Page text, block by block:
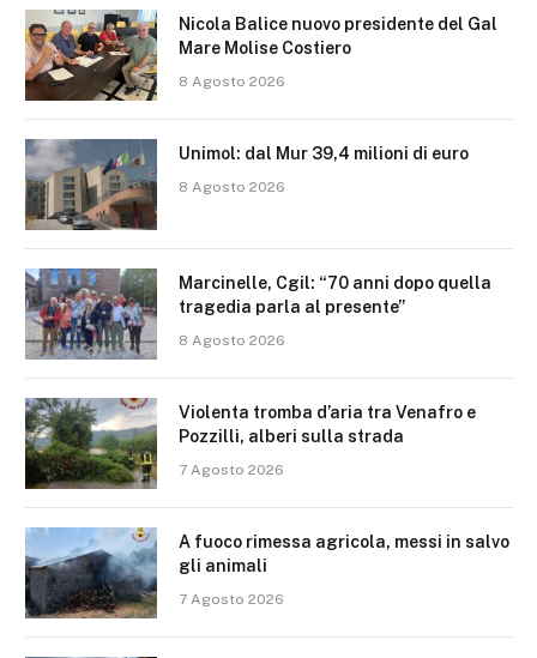
Nicola Balice nuovo presidente del Gal
Mare Molise Costiero
8 Agosto 2026
Unimol: dal Mur 39,4 milioni di euro
8 Agosto 2026
Marcinelle, Cgil: “70 anni dopo quella
tragedia parla al presente”
8 Agosto 2026
Violenta tromba d’aria tra Venafro e
Pozzilli, alberi sulla strada
7 Agosto 2026
A fuoco rimessa agricola, messi in salvo
gli animali
7 Agosto 2026